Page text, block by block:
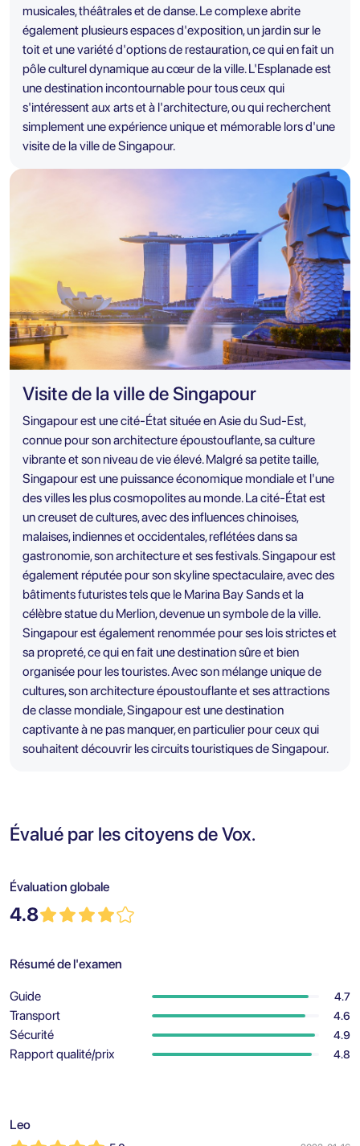
musicales, théâtrales et de danse. Le complexe abrite
également plusieurs espaces d'exposition, un jardin sur le
toit et une variété d'options de restauration, ce qui en fait un
pôle culturel dynamique au cœur de la ville. L'Esplanade est
une destination incontournable pour tous ceux qui
s'intéressent aux arts et à l'architecture, ou qui recherchent
simplement une expérience unique et mémorable lors d'une
visite de la ville de Singapour.
Visite de la ville de Singapour
Singapour est une cité-État située en Asie du Sud-Est,
connue pour son architecture époustouflante, sa culture
vibrante et son niveau de vie élevé. Malgré sa petite taille,
Singapour est une puissance économique mondiale et l'une
des villes les plus cosmopolites au monde. La cité-État est
un creuset de cultures, avec des influences chinoises,
malaises, indiennes et occidentales, reflétées dans sa
gastronomie, son architecture et ses festivals. Singapour est
également réputée pour son skyline spectaculaire, avec des
bâtiments futuristes tels que le Marina Bay Sands et la
célèbre statue du Merlion, devenue un symbole de la ville.
Singapour est également renommée pour ses lois strictes et
sa propreté, ce qui en fait une destination sûre et bien
organisée pour les touristes. Avec son mélange unique de
cultures, son architecture époustouflante et ses attractions
de classe mondiale, Singapour est une destination
captivante à ne pas manquer, en particulier pour ceux qui
souhaitent découvrir les circuits touristiques de Singapour.
Évalué par les citoyens de Vox.
Évaluation globale
4.8
Résumé de l'examen
Guide 4.7
Transport 4.6
Sécurité 4.9
Rapport qualité/prix 4.8
Leo